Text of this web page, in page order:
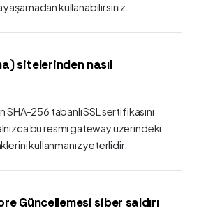
yaşamadan kullanabilirsiniz.
sitelerinden nasıl
SHA-256 tabanlı SSL sertifikasını
bu resmi gateway üzerindeki
kullanmanız yeterlidir.
Güncellemesi siber saldırı